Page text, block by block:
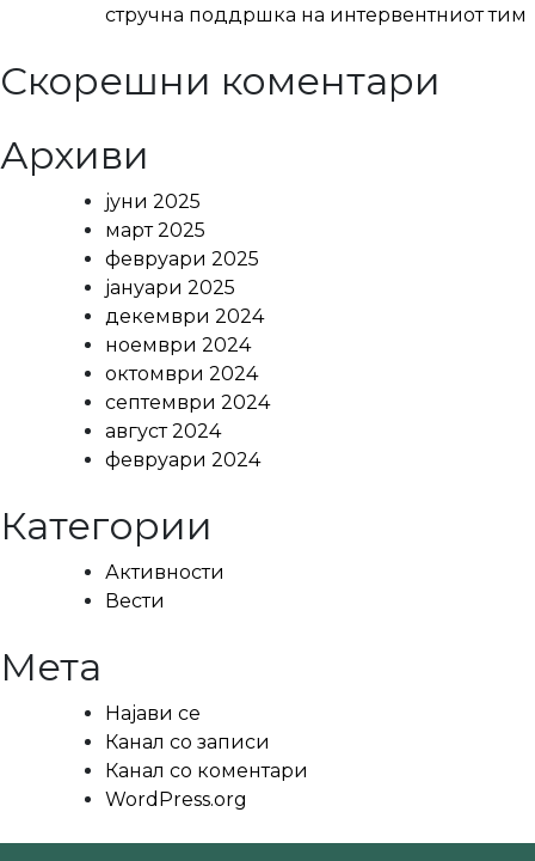
стручна поддршка на интервентниот тим
Скорешни коментари
Архиви
јуни 2025
март 2025
февруари 2025
јануари 2025
декември 2024
ноември 2024
октомври 2024
септември 2024
август 2024
февруари 2024
Категории
Активности
Вести
Мета
Најави се
Канал со записи
Канал со коментари
WordPress.org